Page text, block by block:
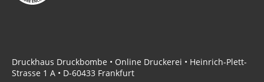
Druckhaus Druckbombe • Online Druckerei • Heinrich-Plett-
Strasse 1 A • D-60433 Frankfurt